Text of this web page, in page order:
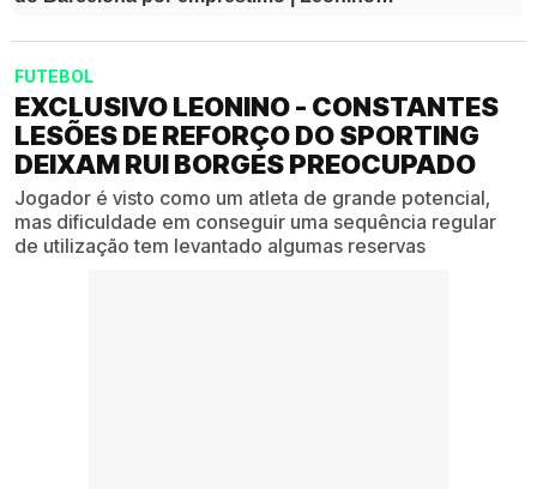
FUTEBOL
EXCLUSIVO LEONINO - CONSTANTES
LESÕES DE REFORÇO DO SPORTING
DEIXAM RUI BORGES PREOCUPADO
Jogador é visto como um atleta de grande potencial,
mas dificuldade em conseguir uma sequência regular
de utilização tem levantado algumas reservas